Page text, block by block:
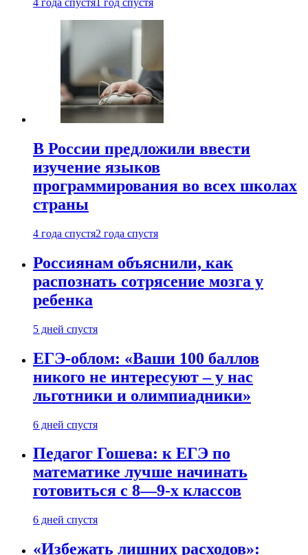
4 года спустя 1 год спустя
В России предложили ввести
изучение языков
программирования во всех школах
страны
4 года спустя2 года спустя
Россиянам объяснили, как
распознать сотрясение мозга у
ребенка
5 дней спустя
ЕГЭ-облом: «Ваши 100 баллов
никого не интересуют – у нас
льготники и олимпиадники»
6 дней спустя
Педагог Гошева: к ЕГЭ по
математике лучше начинать
готовиться с 8—9-х классов
6 дней спустя
«Избежать лишних расходов»: